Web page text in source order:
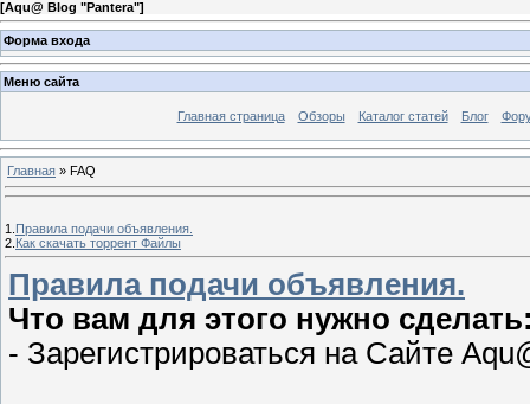
[Aqu@ Blog "Pantera"]
Форма входа
Меню сайта
Главная страница Обзоры Каталог статей Блог
Главная » FAQ
1. Правила подачи объявления.
2. Как скачать торрент Файлы
Правила подачи объявления.
Что вам для этого нужно
- Зарегистрироваться на Сайте